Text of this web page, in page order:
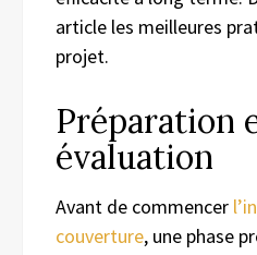
article les meilleures
projet.
Préparation
évaluation
Avant de commencer
couverture, une phase